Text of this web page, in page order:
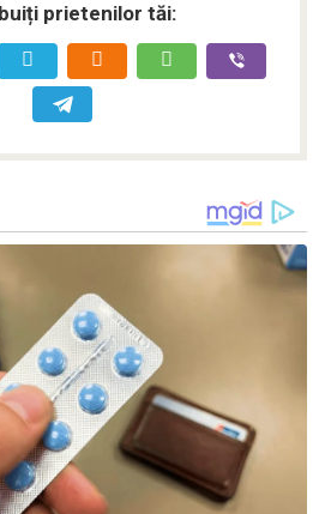
prietenilor tăi: